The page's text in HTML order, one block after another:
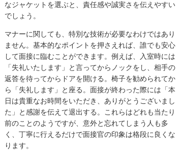
なジャケットを選ぶと、責任感や誠実さを伝えやすい
でしょう。
マナーに関しても、特別な技術が必要なわけではあり
ません。基本的なポイントを押さえれば、誰でも安心
して面接に臨むことができます。例えば、入室時には
「失礼いたします」と言ってからノックをし、相手の
返答を待ってからドアを開ける。椅子を勧められてか
ら「失礼します」と座る。面接が終わった際には「本
日は貴重なお時間をいただき、ありがとうございまし
た」と感謝を伝えて退出する。これらはどれも当たり
前のことのようですが、意外と忘れてしまう人も多
く、丁寧に行えるだけで面接官の印象は格段に良くな
ります。